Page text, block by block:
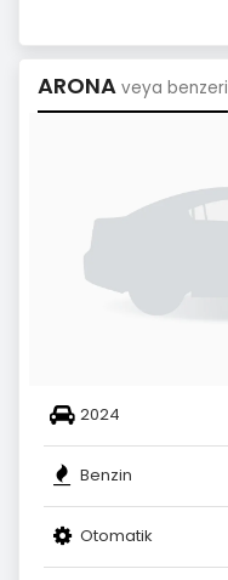
ARONA veya benzeri
2024
Benzin
Otomatik